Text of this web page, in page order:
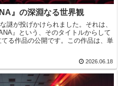
』の深淵なる世界観
謎が投げかけられました。それは、
』という、そのタイトルからして
る作品の公開です。この作品は、単
2026.06.18